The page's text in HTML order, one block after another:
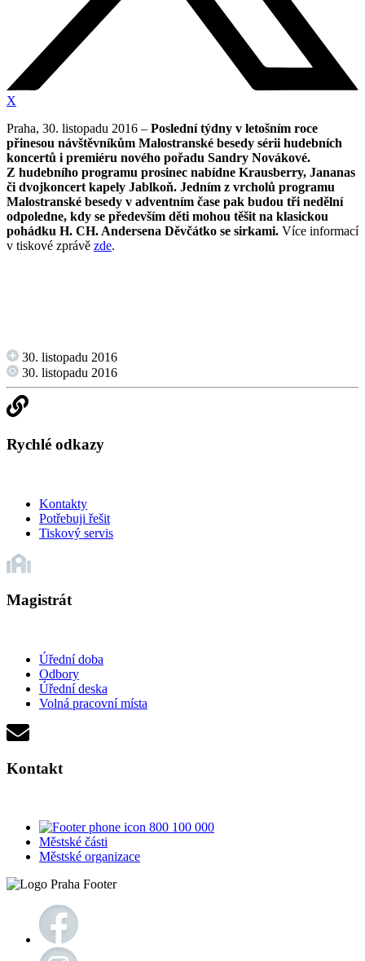
X
Praha, 30. listopadu 2016 – Poslední týdny v letošním roce
přinesou návštěvníkům Malostranské besedy sérii hudebních
koncertů i premiéru nového pořadu Sandry Novákové.
Z hudebního programu prosinec nabídne Krausberry, Jananas
či dvojkoncert kapely Jablkoň. Jedním z vrcholů programu
Malostranské besedy v adventním čase pak budou tři nedělní
odpoledne, kdy se především děti mohou těšit na klasickou
pohádku H. CH. Andersena Děvčátko se sirkami. Více informací
v tiskové zprávě zde.
30. listopadu 2016
30. listopadu 2016
Rychlé odkazy
Kontakty
Potřebuji řešit
Tiskový servis
Magistrát
Úřední doba
Odbory
Úřední deska
Volná pracovní místa
Kontakt
800 100 000
Městské části
Městské organizace